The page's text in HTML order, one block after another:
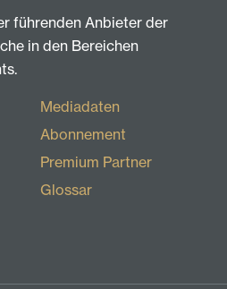
führenden Anbieter der
in den Bereichen
Mediadaten
Abonnement
Premium Partner
Glossar